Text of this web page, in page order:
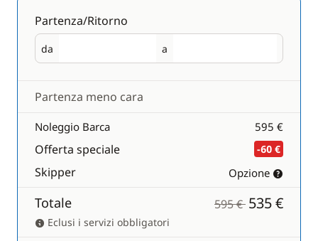
Partenza/Ritorno
da
Partenza a
Ritorno
Partenza meno cara
Noleggio Barca 595 €
Offerta speciale -60 €
Skipper Opzione
Totale 595 € 535 €
Eclusi i servizi obbligatori